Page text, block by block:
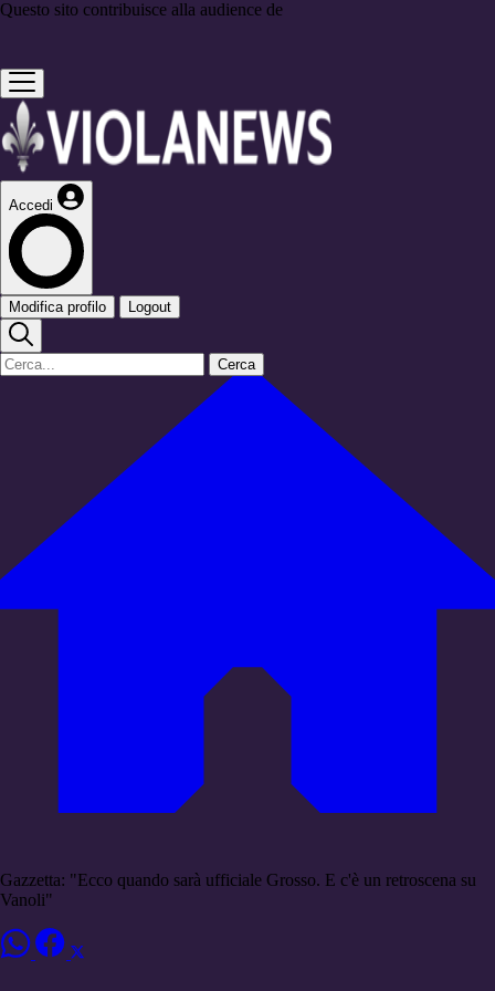
Questo sito contribuisce alla audience de
Accedi
Modifica profilo Logout
Cerca
Gazzetta: "Ecco quando sarà ufficiale Grosso. E c'è un retroscena su
Vanoli"